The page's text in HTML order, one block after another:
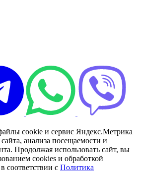
cookie и сервис Яндекс.Метрика
анализа посещаемости и
Продолжая использовать сайт, вы
cookies и обработкой
соответствии с Политика